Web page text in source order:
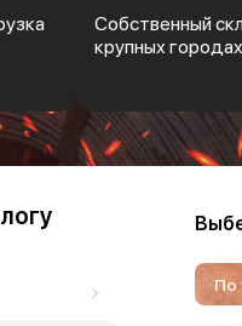
Собственный
крупных
По